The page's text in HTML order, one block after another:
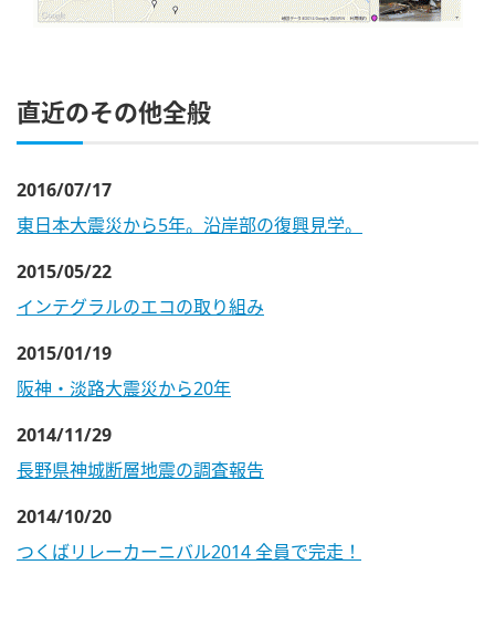
直近のその他全般
2016/07/17
東日本大震災から5年。沿岸部の復興見学。
2015/05/22
インテグラルのエコの取り組み
2015/01/19
阪神・淡路大震災から20年
2014/11/29
長野県神城断層地震の調査報告
2014/10/20
つくばリレーカーニバル2014 全員で完走！